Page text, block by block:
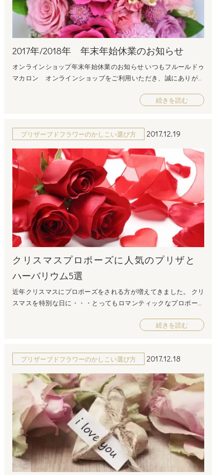
持ちを贈る日です。ぜひ喜んでくれるようなプレゼントを贈って
あげてくださいね。 愛妻のプリザーブドフラワー特集はこちらか
ら↓
プリザーブドフラワーの品ぞろえが常時２００種類以上！ フルー
ルドゥマカロン プリザーブドフラワー通販専門店 所在地：〒550
-0013 大阪府大阪市西区新町1-14-41 フリーダイヤル：0120-870-096
※銀行振込・郵便振替でのお支払いに関しては、12月22日（金）の
15時までの事前入金の必要がございます。 お支払いが確認出来な
い場合は、12月25日（月）以降～の発送となります。 フルール
ドゥマカロンのフラワーギフトは、 200種類以上のプリザーブドフ
ラワーから、 様々なシチュエーションにぴったりなお花をご用意
明な点がある方はお気軽にご相談ください。 ＜お電話でのお問合
から フルールドゥマカロンでは生花専門のオンラインショップも
運営しております。 定番の花束やアレンジ、最近流行のボックス
フラワーやハーバリウムまで多数取り揃えておりますので、 こち
らもぜひご利用下さいませ♪ 【生花専門オンラインショップ】 ※
【生花専門オンラインショップ】のご注文締め切りや配送条件は
プリザーブドフラワー専門店と異なる場合がございます。
プリザーブドフラワーの品ぞろえが常時２００種類以上！ フルー
ルドゥマカロン プリザーブドフラワー通販専門店 所在地：〒550
-0013 大阪府大阪市西区新町1-14-41 フリーダイヤル：0120-870-096
電話：06-6536-2387 FAX：06-6536-2283 営業時間：平日9:00～18:00
(土・日・祝休日) メールアドレス：info@dojimakadan.com
2017年/2018年 年末年始休業のお知らせ
オンラインショップ年末年始休業のお知らせ いつもフルールドゥ
マカロン オンラインショップをご利用いただき、誠にありがと
月28日(木)～2018年1月3日(水) ※業務開始は1月4日（木）からとな
を休止させていただきます。 オンラインショップ上でのご注文は
可能でございますので、 ぜひ上記期間中も当店オンラインショッ
プをご利用下さいませ。 なお、商品の発送は1月4日（木）以降順
時お届けさせていただきます。 また、注文・発送等のお問い合せ
に関しても、 1月4日以降からのご返信とさせていただきます。 予
めご了承下さいませ。 お客様にはご不便をお掛け致しますが、 来
年も、フルールドゥマカロン オンラインショップを何卒よろし
くお願い申し上げます。
プリザーブドフラワーの品ぞろえが常時２００種類以上！ フルー
ルドゥマカロン プリザーブドフラワー通販専門店 所在地：〒550
-0013 大阪府大阪市西区新町1-14-41 電話：06-6543-8783 FAX：06-65
43-8784 営業時間：平日9:00～18:00 (土・日・祝休日) メールアド
レス：info@dojimakadan.jp お問い合せフォーム：https://www.dojima
続きを読む
プリザーブドフラワーのかしこい選び方 2017.12.19
クリスマスプロポーズに人気のプリザと
ハーバリウム5選
近年クリスマスにプロポーズをされる方が増えてきました。 クリ
スマスを特別な日に・・・とってもロマンティックなプロポーズ
ソングが気持ちをワクワクさせます。 こんな素敵な日にプロポー
のご注文をたくさんいただきます。 そのなかで、プロポーズに大
迷われている方必見です！ プロポーズに大人気のお花ランキング
人気№１ ダイヤモンドローズ（Ｒ） フルールドゥマカロン不動
の人気№１です。 煌くダイヤモンドの粒子が特別な日のための贈
り物にぴったりです。 ＢＯＸの蓋を開ける時のサプライズ感が女
子にはたまりません。 人気№２ Ａｍｏｕｒ アムール（Ｒ） こ
ちらもダイヤモンドローズを使い、ガラスドームで透明感ある仕
上げにしました。 プリンセスに贈るお花のような美しい姿に人気
があります。 ガラスドームのてっぺんには幸せバードが・・・二
人の幸せを願っているように。 人気№３ プロポーズ（ディープ
続きを読む
プリザーブドフラワーのかしこい選び方 2017.12.18